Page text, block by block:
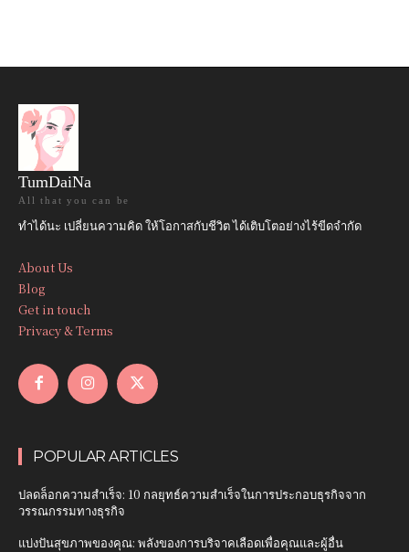
TumDaiNa
All that you can be
ทำได้นะ เปลี่ยนความคิด ให้โอกาสกับชีวิต ได้เติบโตอย่างไร้ขีดจำกัด
About Us
Blog
Get in touch
Privacy & Terms
POPULAR ARTICLES
ปลดล็อกความสำเร็จ: 10 กลยุทธ์ความสำเร็จในการประกอบธุรกิจจาก
วรรณกรรมทางธุรกิจ
แบ่งปันสุขภาพของคุณ: พลังของการบริจาคเลือดเพื่อคุณและผู้อื่น